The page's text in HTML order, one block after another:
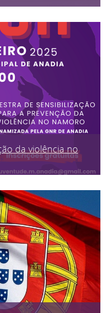
da violência no